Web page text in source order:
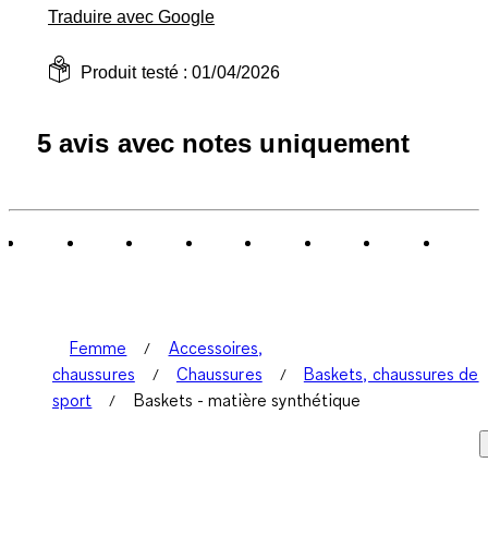
Traduire avec Google
Produit testé :01/04/2026
5 avis avec notes uniquement
Femme
Accessoires,
chaussures
Chaussures
Baskets, chaussures de
sport
Baskets - matière synthétique